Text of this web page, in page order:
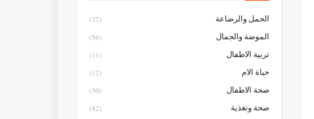
الحمل والرضاعة (77)
الموضة والجمال (56)
تربية الاطفال (11)
حياة الام (12)
صحة الاطفال (30)
صحة وتغذية (42)